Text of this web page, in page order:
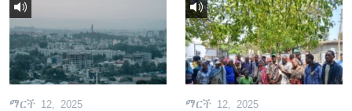
ማርች 12, 2025 ማርች 12, 2025